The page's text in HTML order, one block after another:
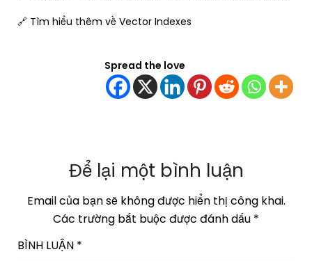
🔗 Tìm hiểu thêm về Vector Indexes
Spread the love
Để lại một bình luận
Email của bạn sẽ không được hiển thị công khai.
Các trường bắt buộc được đánh dấu *
BÌNH LUẬN *